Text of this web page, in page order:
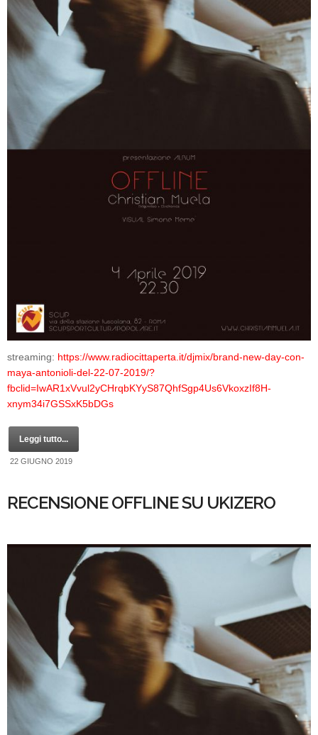
streaming: https://www.radiocittaperta.it/djmix/brand-new-day-con-
maya-antonioli-del-22-07-2019/?
fbclid=IwAR1xVvul2yCHrqbKYyS87QhfSgp4Us6VkoxzIf8H-
xnym34i7GSSxK5bDGs
Leggi tutto...
22 GIUGNO 2019
RECENSIONE OFFLINE SU UKIZERO